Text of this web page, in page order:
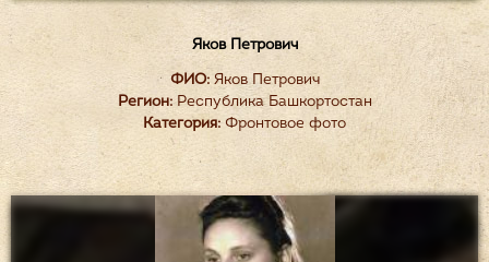
Яков Петрович
ФИО:Яков Петрович
Регион:Республика Башкортостан
Категория: Фронтовое фото